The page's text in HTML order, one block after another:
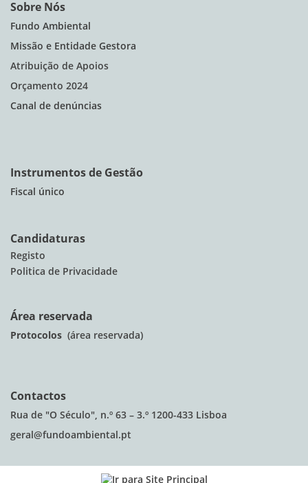
Sobre Nós
Fundo Ambiental
Missão e Entidade Gestora
Atribuição de Apoios
Orçamento 2024
Canal de denúncias
Instrumentos de Gestão
Fiscal único
Candidaturas
Registo
Politica de Privacidade
Área reservada
Protocolos (área reservada)
Contactos
Rua de "O Século", n.º 63 – 3.º 1200-433 Lisboa
geral@fundoambiental.pt